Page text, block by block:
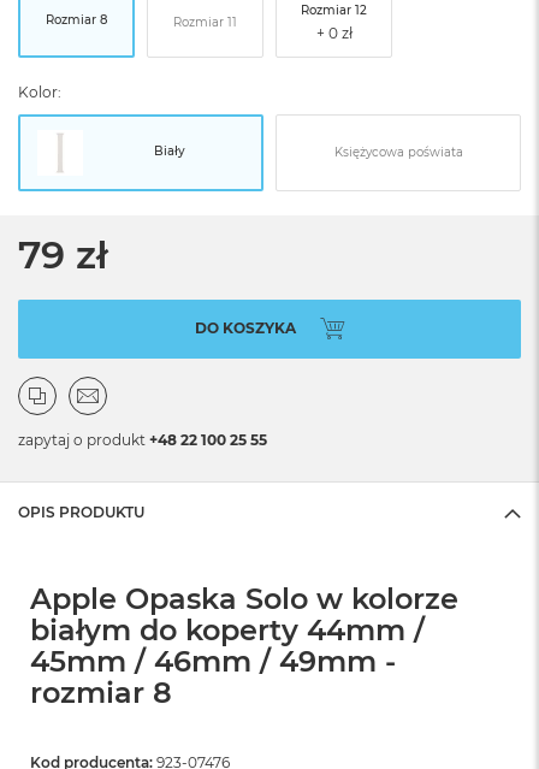
Rozmiar 8 Rozmiar 11
Rozmiar 12
Kolor:
Biały Księżycowa poświata
79 zł
DO KOSZYKA
zapytaj o produkt +48 22 100 25 55
OPIS PRODUKTU
Apple Opaska Solo w kolorze
białym do koperty 44mm /
45mm / 46mm / 49mm -
rozmiar 8
Kod producenta: 923-07476